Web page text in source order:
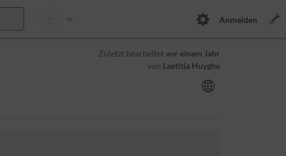
Anmelden
Zuletzt bearbeitetvor einem Jahr
von Laetitia Huyghe